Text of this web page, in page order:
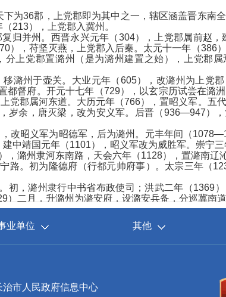
36郡，上党郡即为其中之一，辖区涵盖晋东南全
（213），上党郡入冀州。
并州。西晋永兴元年（304），上党郡属前赵，
），苻坚灭燕，上党郡入后秦。太元十一年（386
分上党郡置潞州（是为潞州建置之始），上党郡
州于壶关。大业元年（605），改潞州为上党郡
都督府。开元十七年（729），以玄宗历试尝在潞
党郡属河东道。大历元年（766），置昭义军。五
岁余，唐灭梁，改为安义军。后晋（936—947）
昭义军为昭德军，后为潞州。元丰年间（
中靖国元年（1101），昭义军改为威胜军。崇宁
潞州隶河东南路，天会六年（1128），置潞南辽
。初为隆德府（行都元帅府事）。太宗三年（
，潞州隶行中书省布政使司；洪武二年（1369）
）二月，升潞州为潞安府，设潞安兵备，分巡冀南道
城。
县3级制，废潞安府，原潞安府所领各县均属冀
）改为潞泽辽沁营务处。民国13年（1924），
，长治市（县级）建立，隶太行四专区。1946年
，长治市改由山西省直辖。1958年，长治专区改为
区。1975年，长治市复由山西省直辖，设城、郊两
业单位 其他
治市人民政府信息中心